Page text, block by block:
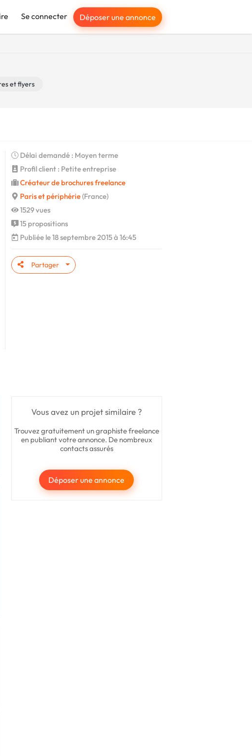
Se connecter Déposer une annonce
et flyers
Délai demandé : Moyen terme
Profil client : Petite entreprise
Créateur de brochures freelance
Paris et périphérie(France)
1529 vues
15 propositions
Publiée le 18 septembre 2015 à 16:45
Partager
Vous avez un projet similaire ?
Trouvez gratuitement un graphiste freelance
en publiant votre annonce. De nombreux
contacts assurés
Déposer une annonce